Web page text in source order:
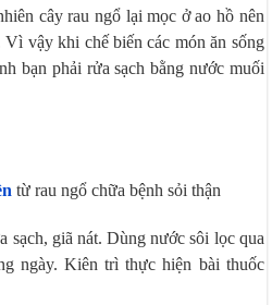
cây rau ngổ lại mọc ở ao hồ nên
vậy khi chế biến các món ăn sống
bạn phải rửa sạch bằng nước muối
từ rau ngổ chữa bệnh sỏi thận
sạch, giã nát. Dùng nước sôi lọc qua
ngày. Kiên trì thực hiện bài thuốc